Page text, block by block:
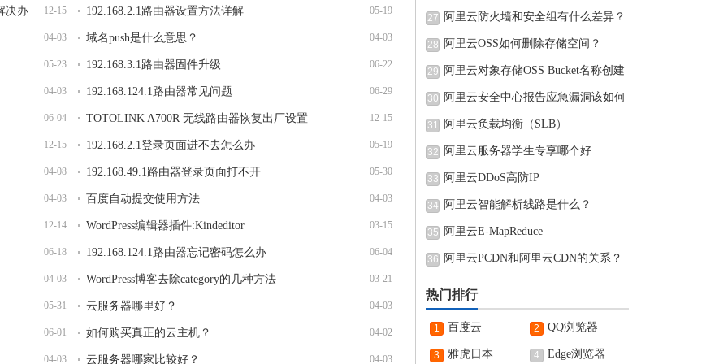
12-15
决办 05-19
192.168.2.1路由器设置方法详解
04-03 04-03
域名push是什么意思？
05-23 06-22
192.168.3.1路由器固件升级
04-03 06-29
192.168.124.1路由器常见问题
06-04 12-15
TOTOLINK A700R 无线路由器恢复出厂设置
12-15 05-19
192.168.2.1登录页面进不去怎么办
04-08 05-30
192.168.49.1路由器登录页面打不开
04-03 04-03
百度自动提交使用方法
12-14 03-15
WordPress编辑器插件:Kindeditor
06-18 06-04
192.168.124.1路由器忘记密码怎么办
04-03 03-21
WordPress博客去除category的几种方法
05-31 04-03
云服务器哪里好？
06-01 04-02
如何购买真正的云主机？
04-03 04-03
云服务器哪家比较好？
27 阿里云防火墙和安全组有什么差异？
28 阿里云OSS如何删除存储空间？
29
阿里云对象存储OSS Bucket名称创建
完可
30 阿里云安全中心报告应急漏洞该如何
31 阿里云负载均衡（SLB）
32 阿里云服务器学生专享哪个好
33 阿里云DDoS高防IP
34 阿里云智能解析线路是什么？
35 阿里云E-MapReduce
36 阿里云PCDN和阿里云CDN的关系？
热门排行
1 百度云 2 QQ浏览器
3 雅虎日本 4 Edge浏览器